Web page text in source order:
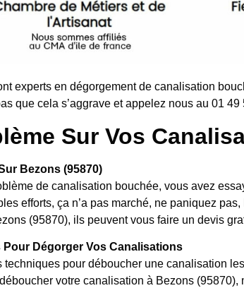
experts en dégorgement de canalisation
que cela s’aggrave et appelez nous au 01
Sur Vos
Bezons (95870)
de canalisation bouchée, vous avez
efforts, ça n’a pas marché, ne paniquez
(95870), ils peuvent vous faire un devis
Pour Dégorger Vos Canalisations
techniques pour déboucher une canalisation
votre canalisation à Bezons